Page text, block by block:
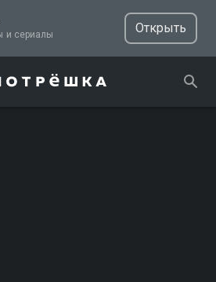
ТВ, фильмы и сериалы
Открыть